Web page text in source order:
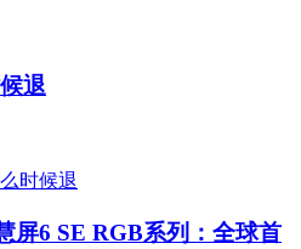
退
屏6 SE RGB系列：全球首